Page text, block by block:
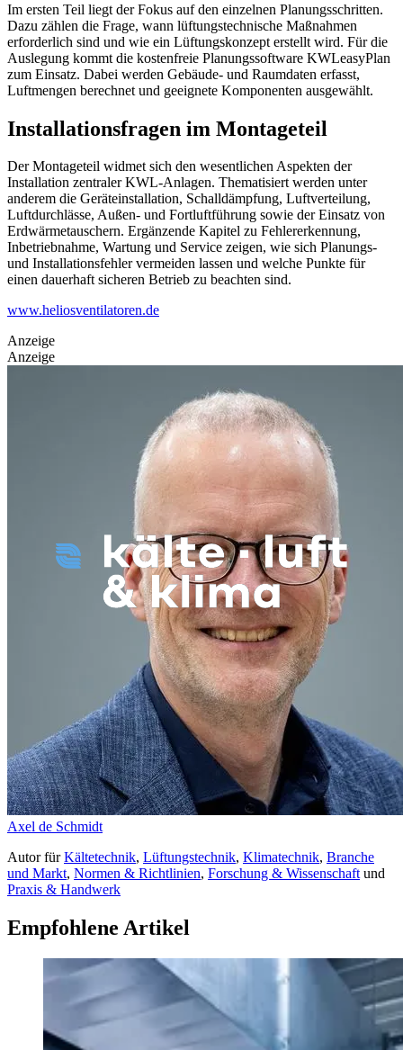
Im ersten Teil liegt der Fokus auf den einzelnen Planungsschritten.
Dazu zählen die Frage, wann lüftungstechnische Maßnahmen
erforderlich sind und wie ein Lüftungskonzept erstellt wird. Für die
Auslegung kommt die kostenfreie Planungssoftware KWLeasyPlan
zum Einsatz. Dabei werden Gebäude- und Raumdaten erfasst,
Luftmengen berechnet und geeignete Komponenten ausgewählt.
Installationsfragen im Montageteil
Der Montageteil widmet sich den wesentlichen Aspekten der
Installation zentraler KWL-Anlagen. Thematisiert werden unter
anderem die Geräteinstallation, Schalldämpfung, Luftverteilung,
Luftdurchlässe, Außen- und Fortluftführung sowie der Einsatz von
Erdwärmetauschern. Ergänzende Kapitel zu Fehlererkennung,
Inbetriebnahme, Wartung und Service zeigen, wie sich Planungs-
und Installationsfehler vermeiden lassen und welche Punkte für
einen dauerhaft sicheren Betrieb zu beachten sind.
www.heliosventilatoren.de
Anzeige
Anzeige
Axel de Schmidt
AutorfürKältetechnik, Lüftungstechnik, Klimatechnik, Branche
und Markt, Normen & Richtlinien, Forschung & Wissenschaftund
Praxis & Handwerk
Empfohlene Artikel